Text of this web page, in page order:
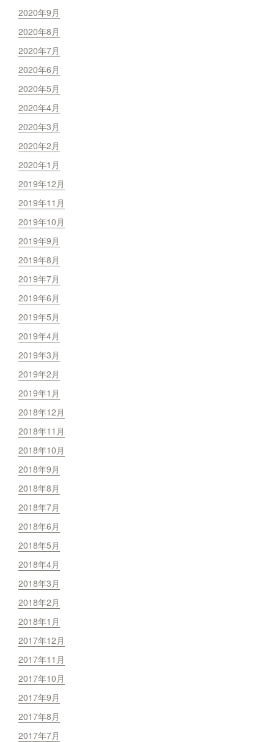
2020年9月
2020年8月
2020年7月
2020年6月
2020年5月
2020年4月
2020年3月
2020年2月
2020年1月
2019年12月
2019年11月
2019年10月
2019年9月
2019年8月
2019年7月
2019年6月
2019年5月
2019年4月
2019年3月
2019年2月
2019年1月
2018年12月
2018年11月
2018年10月
2018年9月
2018年8月
2018年7月
2018年6月
2018年5月
2018年4月
2018年3月
2018年2月
2018年1月
2017年12月
2017年11月
2017年10月
2017年9月
2017年8月
2017年7月